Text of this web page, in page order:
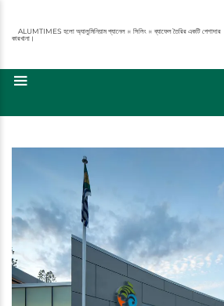
ALUMTIMES হলো অ্যালুমিনিয়াম প্যানেল ※ সিলিং ※ ব্যাফেল তৈরির একটি পেশাদার
কারখানা।